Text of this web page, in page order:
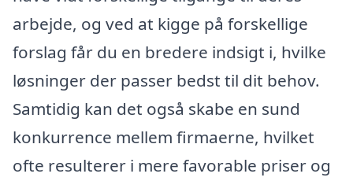
arbejde, og ved at kigge på forskellige
forslag får du en bredere indsigt i, hvilke
løsninger der passer bedst til dit behov.
Samtidig kan det også skabe en sund
konkurrence mellem firmaerne, hvilket
ofte resulterer i mere favorable priser og